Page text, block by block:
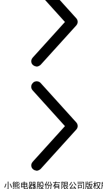
小熊电器股份有限公司版权